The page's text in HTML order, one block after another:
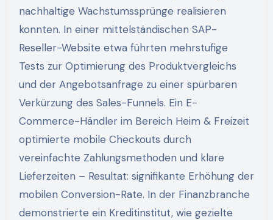
nachhaltige Wachstumssprünge realisieren
konnten. In einer mittelständischen SAP-
Reseller-Website etwa führten mehrstufige
Tests zur Optimierung des Produktvergleichs
und der Angebotsanfrage zu einer spürbaren
Verkürzung des Sales-Funnels. Ein E-
Commerce-Händler im Bereich Heim & Freizeit
optimierte mobile Checkouts durch
vereinfachte Zahlungsmethoden und klare
Lieferzeiten – Resultat: signifikante Erhöhung der
mobilen Conversion-Rate. In der Finanzbranche
demonstrierte ein Kreditinstitut, wie gezielte